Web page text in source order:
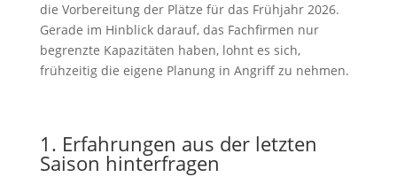
die Vorbereitung der Plätze für das Frühjahr 2026.
Gerade im Hinblick darauf, das Fachfirmen nur
begrenzte Kapazitäten haben, lohnt es sich,
frühzeitig die eigene Planung in Angriff zu nehmen.
1. Erfahrungen aus der letzten
Saison hinterfragen